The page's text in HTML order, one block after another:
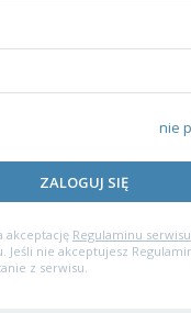
nie
ZALOGUJ SIĘ
akceptację Regulaminu serwisu
nie akceptujesz
z serwisu.